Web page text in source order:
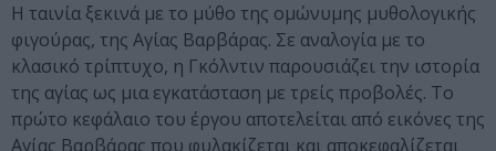
Η ταινία ξεκινά με το μύθο της ομώνυμης μυθολογικής
φιγούρας, της Αγίας Βαρβάρας. Σε αναλογία με το
κλασικό τρίπτυχο, η Γκόλντιν παρουσιάζει την ιστορία
της αγίας ως μια εγκατάσταση με τρείς προβολές. Το
πρώτο κεφάλαιο του έργου αποτελείται από εικόνες της
Αγίας Βαρβάρας που φυλακίζεται και αποκεφαλίζεται